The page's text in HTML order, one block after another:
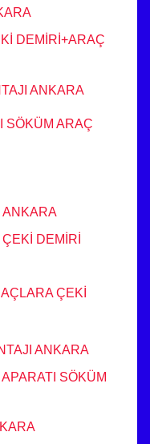
DEMİRİ+ARAÇ
ANKARA
SÖKÜM ARAÇ
ANKARA
DEMİRİ
ÇEKİ
ANKARA
SÖKÜM